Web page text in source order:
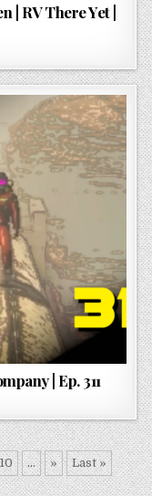
| RV There Yet |
| Ep. 311
10 ... » Last »